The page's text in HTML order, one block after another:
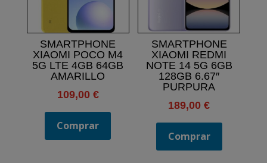
SMARTPHONE
XIAOMI POCO M4
5G LTE 4GB 64GB
AMARILLO
109,00 €
Comprar
SMARTPHONE
XIAOMI REDMI
NOTE 14 5G 6GB
128GB 6.67″
PURPURA
189,00€
Comprar